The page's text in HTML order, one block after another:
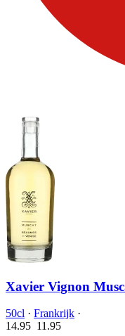
Xavier Vignon
50cl · Frankrijk ·
14.95 11.95